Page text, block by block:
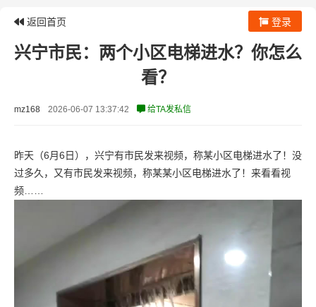
返回首页 登录
兴宁市民：两个小区电梯进水？你怎么
看？
mz168 2026-06-07 13:37:42 给TA发私信
昨天（6月6日），兴宁有市民发来视频，称某小区电梯进水了！没
过多久，又有市民发来视频，称某某小区电梯进水了！来看看视
频……